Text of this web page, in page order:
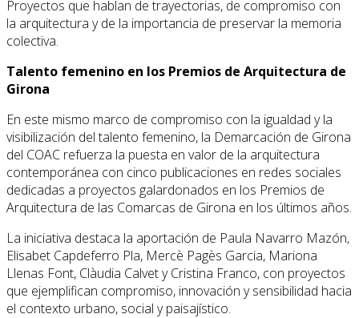
Proyectos que hablan de trayectorias, de compromiso con
la arquitectura y de la importancia de preservar la memoria
colectiva.
Talento femenino en los Premios de Arquitectura de
Girona
En este mismo marco de compromiso con la igualdad y la
visibilización del talento femenino, la Demarcación de Girona
del COAC refuerza la puesta en valor de la arquitectura
contemporánea con cinco publicaciones en redes sociales
dedicadas a proyectos galardonados en los Premios de
Arquitectura de las Comarcas de Girona en los últimos años.
La iniciativa destaca la aportación de Paula Navarro Mazón,
Elisabet Capdeferro Pla, Mercè Pagès Garcia, Mariona
Llenas Font, Clàudia Calvet y Cristina Franco, con proyectos
que ejemplifican compromiso, innovación y sensibilidad hacia
el contexto urbano, social y paisajístico.